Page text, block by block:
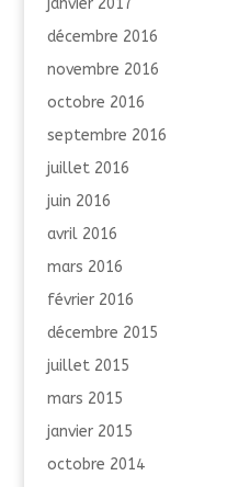
janvier 2017
décembre 2016
novembre 2016
octobre 2016
septembre 2016
juillet 2016
juin 2016
avril 2016
mars 2016
février 2016
décembre 2015
juillet 2015
mars 2015
janvier 2015
octobre 2014